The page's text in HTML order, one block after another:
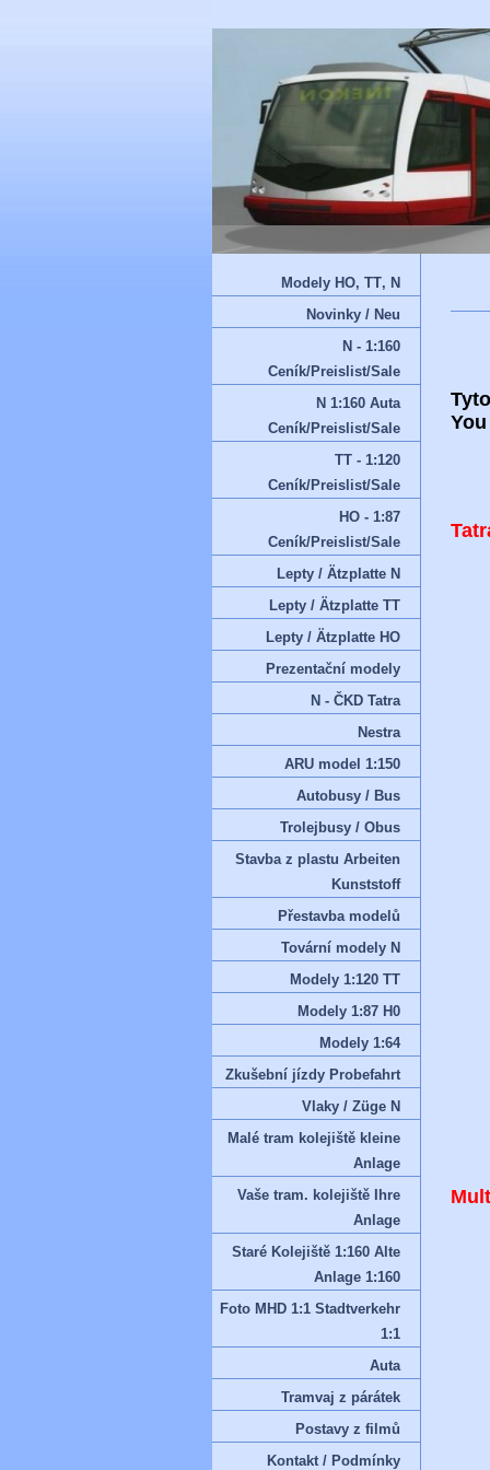
Modely HO‚ TT‚ N
Novinky / Neu
N - 1:160
Ceník/Preislist/Sale
N 1:160 Auta
Ceník/Preislist/Sale
TT - 1:120
Ceník/Preislist/Sale
HO - 1:87
Ceník/Preislist/Sale
Lepty / Ätzplatte N
Lepty / Ätzplatte TT
Lepty / Ätzplatte HO
Prezentační modely
N - ČKD Tatra
Nestra
ARU model 1:150
Autobusy / Bus
Trolejbusy / Obus
Stavba z plastu Arbeiten
Kunststoff
Přestavba modelů
Tovární modely N
Modely 1:120 TT
Modely 1:87 H0
Modely 1:64
Zkušební jízdy Probefahrt
Vlaky / Züge N
Malé tram kolejiště kleine
Anlage
Vaše tram. kolejiště Ihre
Anlage
Staré Kolejiště 1:160 Alte
Anlage 1:160
Foto MHD 1:1 Stadtverkehr
1:1
Auta
Tramvaj z párátek
Postavy z filmů
Kontakt / Podmínky